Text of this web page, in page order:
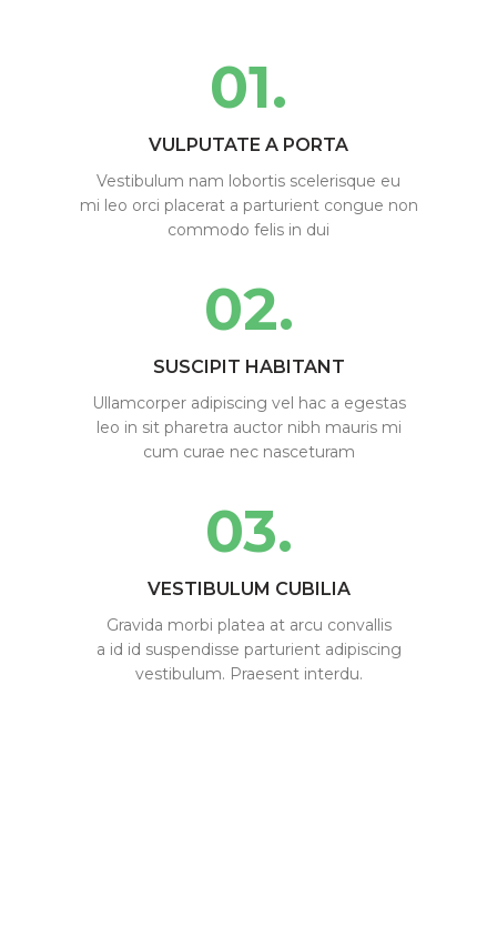
01.
VULPUTATE A PORTA
Vestibulum nam lobortis scelerisque eu
mi leo orci placerat a parturient congue non
commodo felis in dui
02.
SUSCIPIT HABITANT
Ullamcorper adipiscing vel hac a egestas
leo in sit pharetra auctor nibh mauris mi
cum curae nec nasceturam
03.
VESTIBULUM CUBILIA
Gravida morbi platea at arcu convallis
a id id suspendisse parturient adipiscing
vestibulum. Praesent interdu.